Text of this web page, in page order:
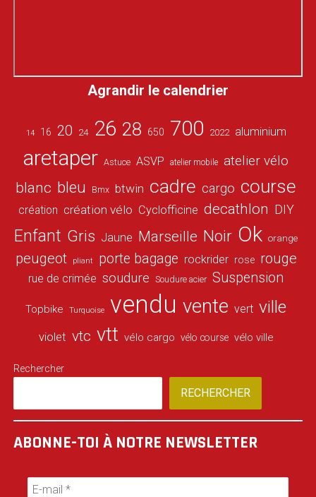
Agrandir le calendrier
14 16 20 24 26 28 650 700 2022 aluminium
aretaper Astuce ASVP atelier mobile atelier vélo
blanc bleu Bmx btwin cadre cargo course
création création vélo Cyclofficine decathlon DIY
Enfant Gris Jaune Marseille Noir Ok orange
peugeot pliant porte bagage rockrider rose rouge
rue de crimée soudure Soudure acier Suspension
Topbike Turquoise vendu vente vert ville
violet vtc vtt vélo cargo vélo course vélo ville
Rechercher
RECHERCHER
ABONNE-TOI À NOTRE NEWSLETTER